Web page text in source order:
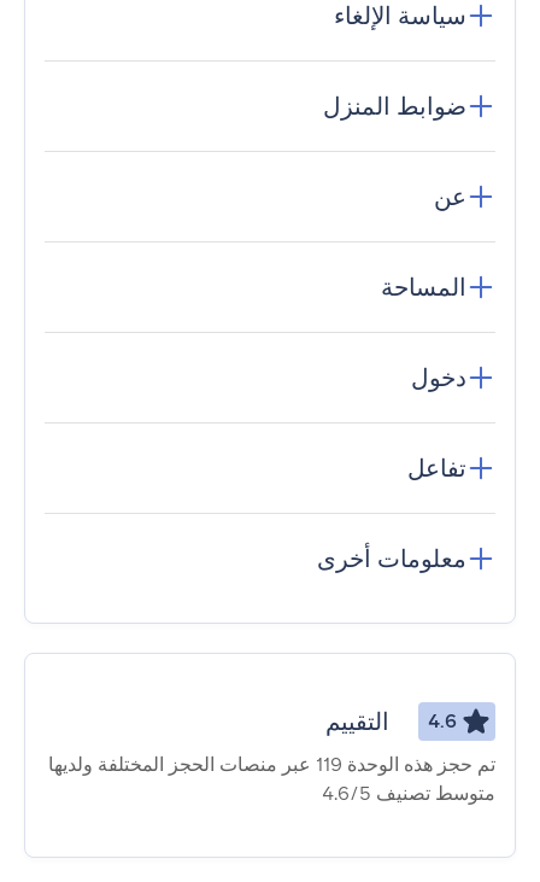
سياسة الإلغاء
ضوابط المنزل
عن
المساحة
دخول
تفاعل
معلومات أخرى
4.6 التقييم
تم حجز هذه الوحدة 119 عبر منصات الحجز المختلفة ولديها
متوسط ​​تصنيف 4.6/5